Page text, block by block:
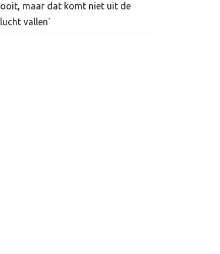
ooit, maar dat komt niet uit de
lucht vallen'